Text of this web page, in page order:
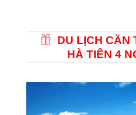
DU LỊCH CẦN
HÀ TIÊN 4